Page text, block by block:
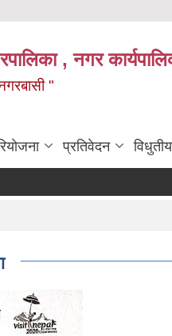
, नगर
"
प्रतिवेदन